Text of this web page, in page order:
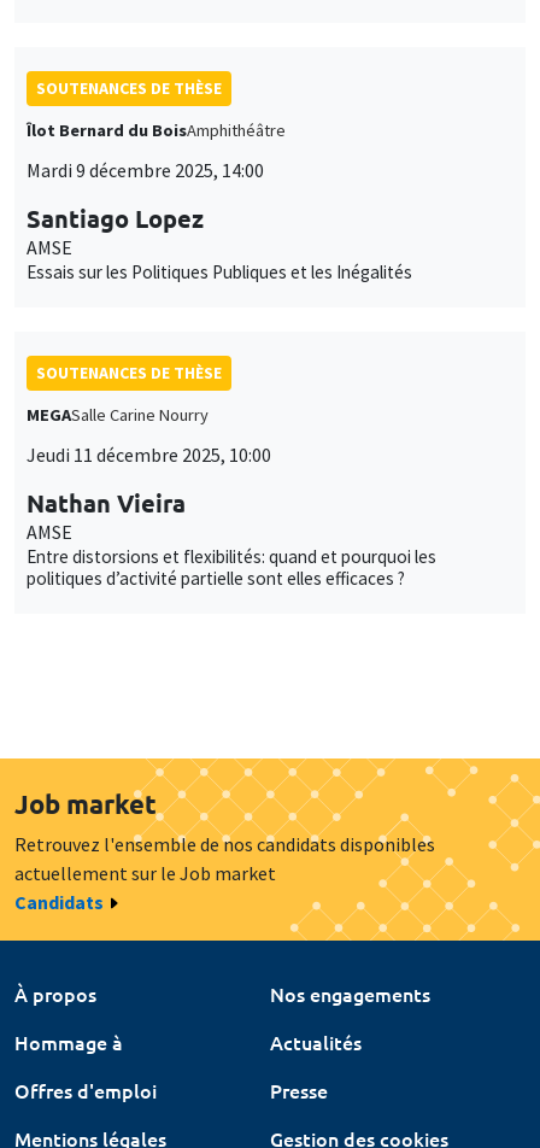
SOUTENANCES DE THÈSE
Îlot Bernard du BoisAmphithéâtre
Mardi 9 décembre 2025, 14:00
Santiago Lopez
AMSE
Essais sur les Politiques Publiques et les Inégalités
SOUTENANCES DE THÈSE
MEGASalle Carine Nourry
Jeudi 11 décembre 2025, 10:00
Nathan Vieira
AMSE
Entre distorsions et flexibilités: quand et pourquoi les
politiques d’activité partielle sont elles efficaces ?
Job market
Retrouvez l'ensemble de nos candidats disponibles
actuellement sur le Job market
Candidats
À propos
Nos engagements
Hommage à
Actualités
Offres d'emploi
Presse
Mentions légales
Gestion des cookies